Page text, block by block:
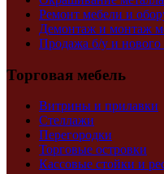
Ремонт мебели и
Демонтаж и монтаж
Продажа б/у и нового
Торговая мебель
Витрины и прилавки
Стеллажи
Перегородки
Торговые островки
Кассовые стойки и